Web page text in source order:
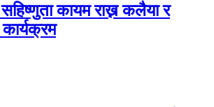
सहिष्णुता कायम राख्न कलैया र